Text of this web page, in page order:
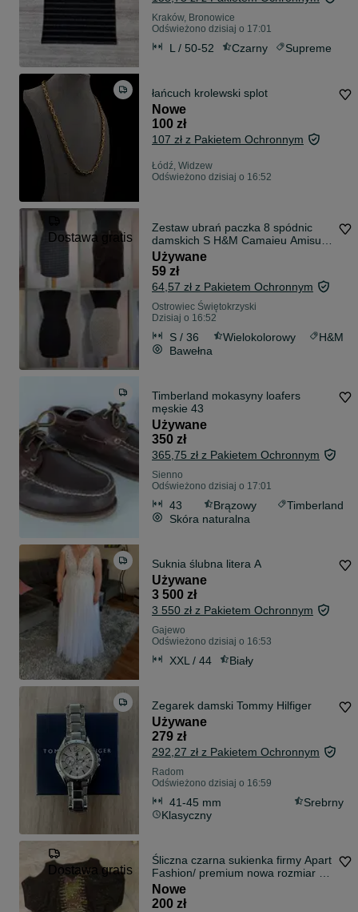
Kraków, Bronowice
Odświeżono dzisiaj o 17:01
L / 50-52 Czarny Supreme
łańcuch krolewski splot
Nowe
100 zł
107 zł z Pakietem Ochronnym
Łódź, Widzew
Odświeżono dzisiaj o 16:52
Dostawa gratis
Zestaw ubrań paczka 8 spódnic
damskich S H&M Camaieu Amisu
mini midi
Używane
59 zł
64,57 zł z Pakietem Ochronnym
Ostrowiec Świętokrzyski
Dzisiaj o 16:52
S / 36 Wielokolorowy
H&M
Bawełna
Timberland mokasyny loafers
męskie 43
Używane
350 zł
365,75 zł z Pakietem Ochronnym
Sienno
Odświeżono dzisiaj o 17:01
43 Brązowy
Timberland
Skóra naturalna
Suknia ślubna litera A
Używane
3 500 zł
3 550 zł z Pakietem Ochronnym
Gajewo
Odświeżono dzisiaj o 16:53
XXL / 44 Biały
Zegarek damski Tommy Hilfiger
Używane
279 zł
292,27 zł z Pakietem Ochronnym
Radom
Odświeżono dzisiaj o 16:59
41-45 mm
Srebrny
Klasyczny
Dostawa gratis
Śliczna czarna sukienka firmy Apart
Fashion/ premium nowa rozmiar 42
,wizytowa
Nowe
200 zł